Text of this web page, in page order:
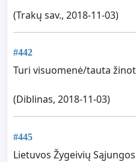
(Trakų sav., 2018-11-03)
#442
Turi visuomenė/tauta
(Diblinas, 2018-11-03)
#445
Lietuvos Žygeivių